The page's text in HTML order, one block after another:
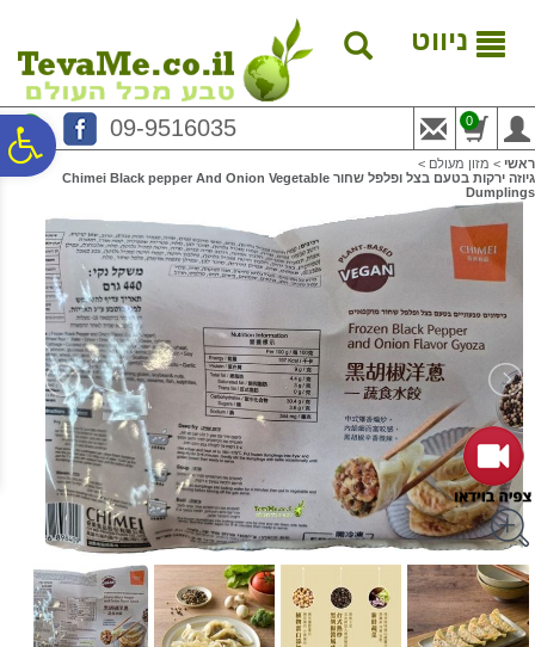
נגישות
המרכזי
ניווט
09-9516035 0
ראשי > מזון מעולם >
גיוזה ירקות בטעם בצל ופלפל שחור Chimei Black pepper And Onion Vegetable
Dumplings